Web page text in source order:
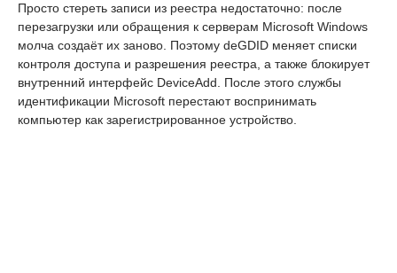
Просто стереть записи из реестра недостаточно: после
перезагрузки или обращения к серверам Microsoft Windows
молча создаёт их заново. Поэтому deGDID меняет списки
контроля доступа и разрешения реестра, а также блокирует
внутренний интерфейс DeviceAdd. После этого службы
идентификации Microsoft перестают воспринимать
компьютер как зарегистрированное устройство.